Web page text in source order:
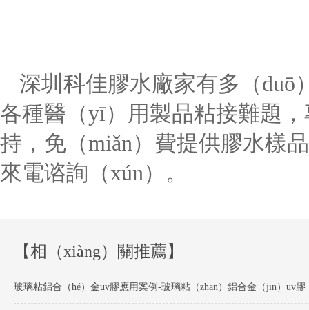
深圳科佳膠水廠家有多（duō
各種醫（yī）用製品粘接難題
持，免（miǎn）費提供膠水樣
來電谘詢（xún）。
【相（xiàng）關推薦】
玻璃粘鋁合（hé）金uv膠應用案例-玻璃粘（zhān）鋁合金（jīn）uv膠